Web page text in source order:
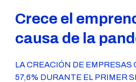
Crece el
causa de la
LA CREACIÓN DE EMPRESAS
57,6% DURANTE EL PRIMER